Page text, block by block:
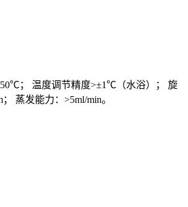
； 温度调节精度>±1℃（水浴）； 旋
蒸发能力：>5ml/min。